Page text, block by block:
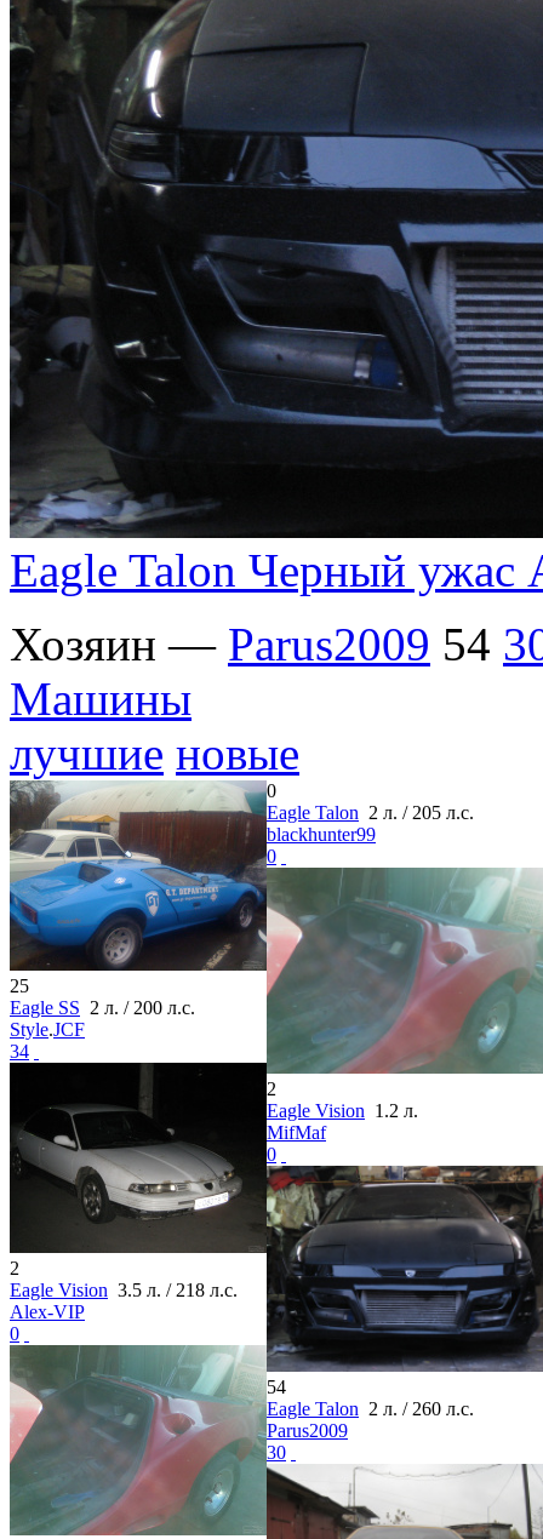
Eagle Talon Черный ужас
Хозяин — Parus2009 54
Машины
лучшие новые
25
Eagle SS 2 л. / 200 л.с.
Style.JCF
34
2
Eagle Vision 3.5 л. / 218 л.с.
Alex-VIP
0
0
Eagle Talon 2 л. / 205 л.с.
blackhunter99
0
2
Eagle Vision 1.2 л.
MifMaf
0
54
Eagle Talon 2 л. / 260 л.с.
Parus2009
30